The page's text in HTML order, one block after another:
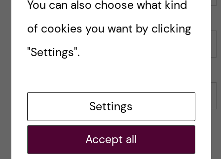
Name
Save my name, email, and website in this browser for
You can also choose what kind
of cookies you want by clicking
"Settings".
Settings
Accept all